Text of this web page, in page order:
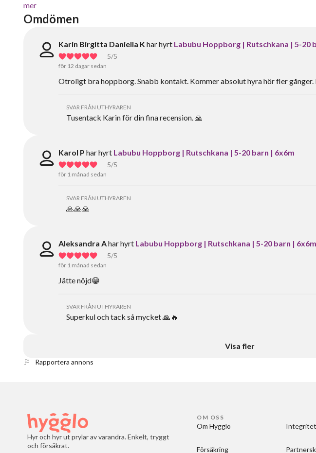
mer
Omdömen
Karin Birgitta Daniella K har hyrt Labubu Hoppborg | Rutschkana | 5-20
5/5
för 12 dagar sedan
Otroligt bra hoppborg. Snabb kontakt. Kommer absolut hyra hör fler
SVAR FRÅN UTHYRAREN
Tusentack Karin för din fina recension. 🙏
Karol P har hyrt Labubu Hoppborg | Rutschkana | 5-20 barn | 6x6m
5/5
för 1 månad sedan
SVAR FRÅN UTHYRAREN
🙏🙏🙏
Aleksandra Ahar hyrt Labubu Hoppborg | Rutschkana | 5-20 barn | 6x6m
5/5
för 1 månad sedan
Jätte nöjd😁
SVAR FRÅN UTHYRAREN
Superkul och tack så mycket 🙏🔥
Visa fler
Rapportera annons
Hyr och hyr ut prylar av varandra. Enkelt, tryggt
och försäkrat.
OM OSS
Om Hygglo
Försäkring